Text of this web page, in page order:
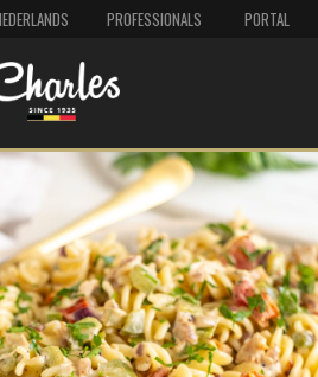
PROFESSIONALS PORTAL